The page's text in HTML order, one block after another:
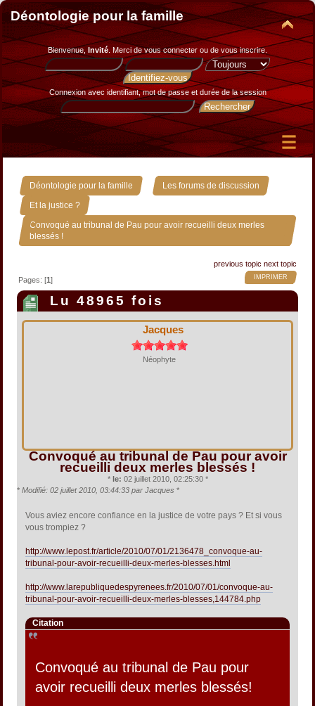
Déontologie pour la famille
Bienvenue, Invité. Merci devous connecter ou de vous inscrire.
Connexion avec identifiant, mot de passe et durée de la session
Déontologie pour la famille » Les forums de discussion »
Et la justice ? »
Convoqué au tribunal de Pau pour avoir recueilli deux merles
blessés !
previous topic next topic
IMPRIMER
Pages: [1]
Lu 48965 fois
Jacques
Néophyte
Convoqué au tribunal de Pau pour avoir
recueilli deux merles blessés !
* le: 02 juillet 2010, 02:25:30 *
* Modifié: 02 juillet 2010, 03:44:33 par Jacques *
Vous aviez encore confiance en la justice de votre pays ? Et si vous
vous trompiez ?
http://www.lepost.fr/article/2010/07/01/2136478_convoque-au-
tribunal-pour-avoir-recueilli-deux-merles-blesses.html
http://www.larepubliquedespyrenees.fr/2010/07/01/convoque-au-
tribunal-pour-avoir-recueilli-deux-merles-blesses,144784.php
Citation
Convoqué au tribunal de Pau pour
avoir recueilli deux merles blessés!